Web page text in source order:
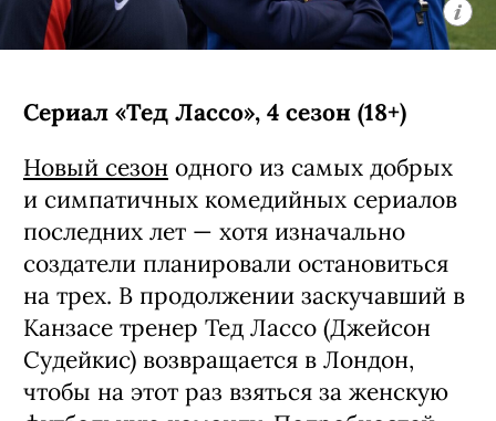
Сериал «Тед Лассо», 4 сезон (18+)
Новый сезон одного из самых добрых
и симпатичных комедийных сериалов
последних лет — хотя изначально
создатели планировали остановиться
на трех. В продолжении заскучавший в
Канзасе тренер Тед Лассо (Джейсон
Судейкис) возвращается в Лондон,
чтобы на этот раз взяться за женскую